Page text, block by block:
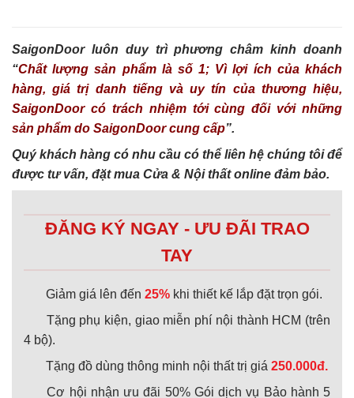
SaigonDoor luôn duy trì phương châm kinh doanh
“Chất lượng sản phẩm là số 1; Vì lợi ích của khách
hàng, giá trị danh tiếng và uy tín của thương hiệu,
SaigonDoor có trách nhiệm tới cùng đối với những
sản phẩm do SaigonDoor cung cấp”.
Quý khách hàng có nhu cầu có thể liên hệ chúng tôi để
được tư vấn, đặt mua Cửa & Nội thất online đảm bảo.
ĐĂNG KÝ NGAY - ƯU ĐÃI TRAO
TAY
Giảm giá lên đến 25% khi thiết kế lắp đặt trọn gói.
Tặng phụ kiện, giao miễn phí nội thành HCM (trên
4 bộ).
Tặng đồ dùng thông minh nội thất trị giá 250.000đ.
Cơ hội nhận ưu đãi 50% Gói dịch vụ Bảo hành 5